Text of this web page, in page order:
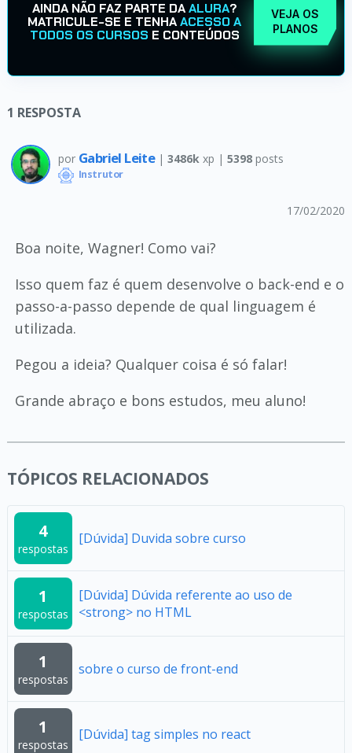
AINDA NÃO FAZ PARTE DAALURA?
MATRICULE-SE E TENHAACESSO A
TODOS OS CURSOS E CONTEÚDOS
VEJA OS
PLANOS
1 RESPOSTA
por Gabriel Leite | 3486k xp | 5398posts
Instrutor
17/02/2020
Boa noite, Wagner! Como vai?
Isso quem faz é quem desenvolve o back-end e o
passo-a-passo depende de qual linguagem é
utilizada.
Pegou a ideia? Qualquer coisa é só falar!
Grande abraço e bons estudos, meu aluno!
TÓPICOS RELACIONADOS
4
respostas
[Dúvida] Duvida sobre curso
1
respostas
[Dúvida] Dúvida referente ao uso de
<strong> no HTML
1
respostas
sobre o curso de front-end
1
respostas
[Dúvida] tag simples no react